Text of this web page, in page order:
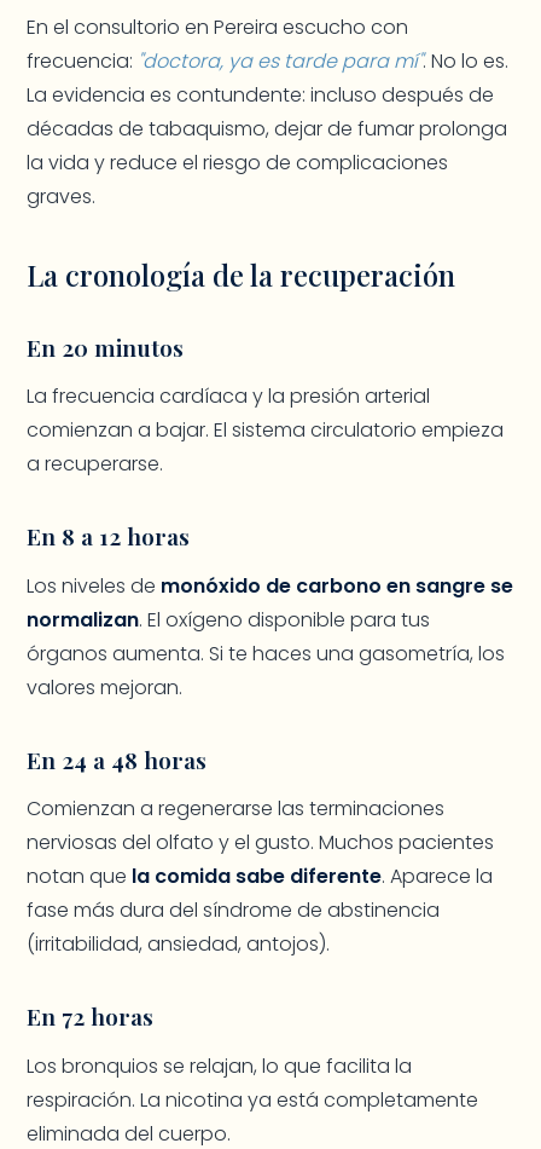
En el consultorio en Pereira escucho con
frecuencia: "doctora, ya es tarde para mí". No lo es.
La evidencia es contundente: incluso después de
décadas de tabaquismo, dejar de fumar prolonga
la vida y reduce el riesgo de complicaciones
graves.
La cronología de la recuperación
En 20 minutos
La frecuencia cardíaca y la presión arterial
comienzan a bajar. El sistema circulatorio empieza
a recuperarse.
En 8 a 12 horas
Los niveles de monóxido de carbono en sangre se
normalizan. El oxígeno disponible para tus
órganos aumenta. Si te haces una gasometría, los
valores mejoran.
En 24 a 48 horas
Comienzan a regenerarse las terminaciones
nerviosas del olfato y el gusto. Muchos pacientes
notan que la comida sabe diferente. Aparece la
fase más dura del síndrome de abstinencia
(irritabilidad, ansiedad, antojos).
En 72 horas
Los bronquios se relajan, lo que facilita la
respiración. La nicotina ya está completamente
eliminada del cuerpo.